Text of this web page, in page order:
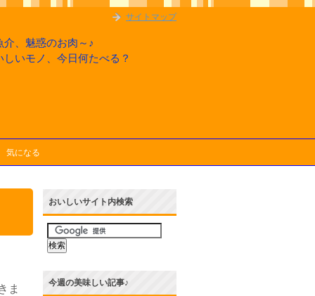
、魅惑のお肉～♪
いモノ、今日何たべる？
気になる
ま
おいしいサイト内検索
今週の美味しい記事♪
サイトマップ